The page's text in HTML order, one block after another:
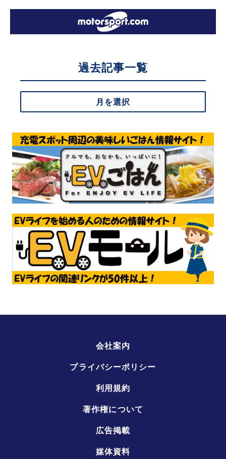
過去記事一覧
月を選択
会社案内
プライバシーポリシー
利用規約
著作権について
広告掲載
媒体資料